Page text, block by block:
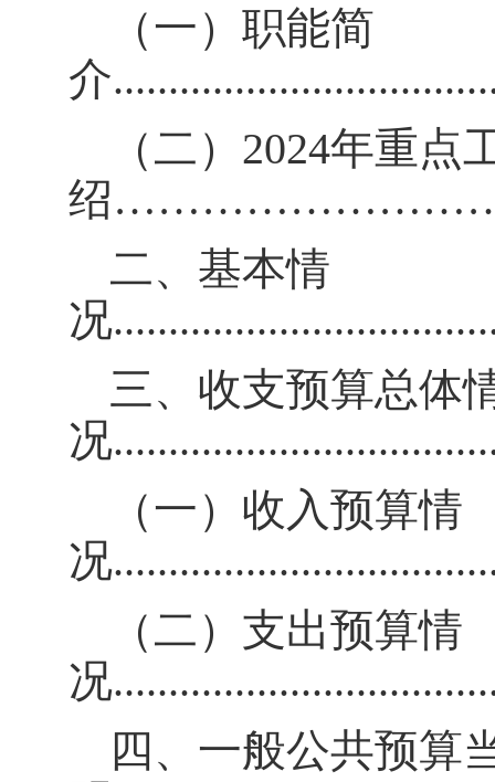
（一）职能简
介
（二） 2024年重点
绍
二、基本情
况
三、收支预算总体
况
（一）收入预算情
况
（二）支出预算情
况
四、一般公共预算